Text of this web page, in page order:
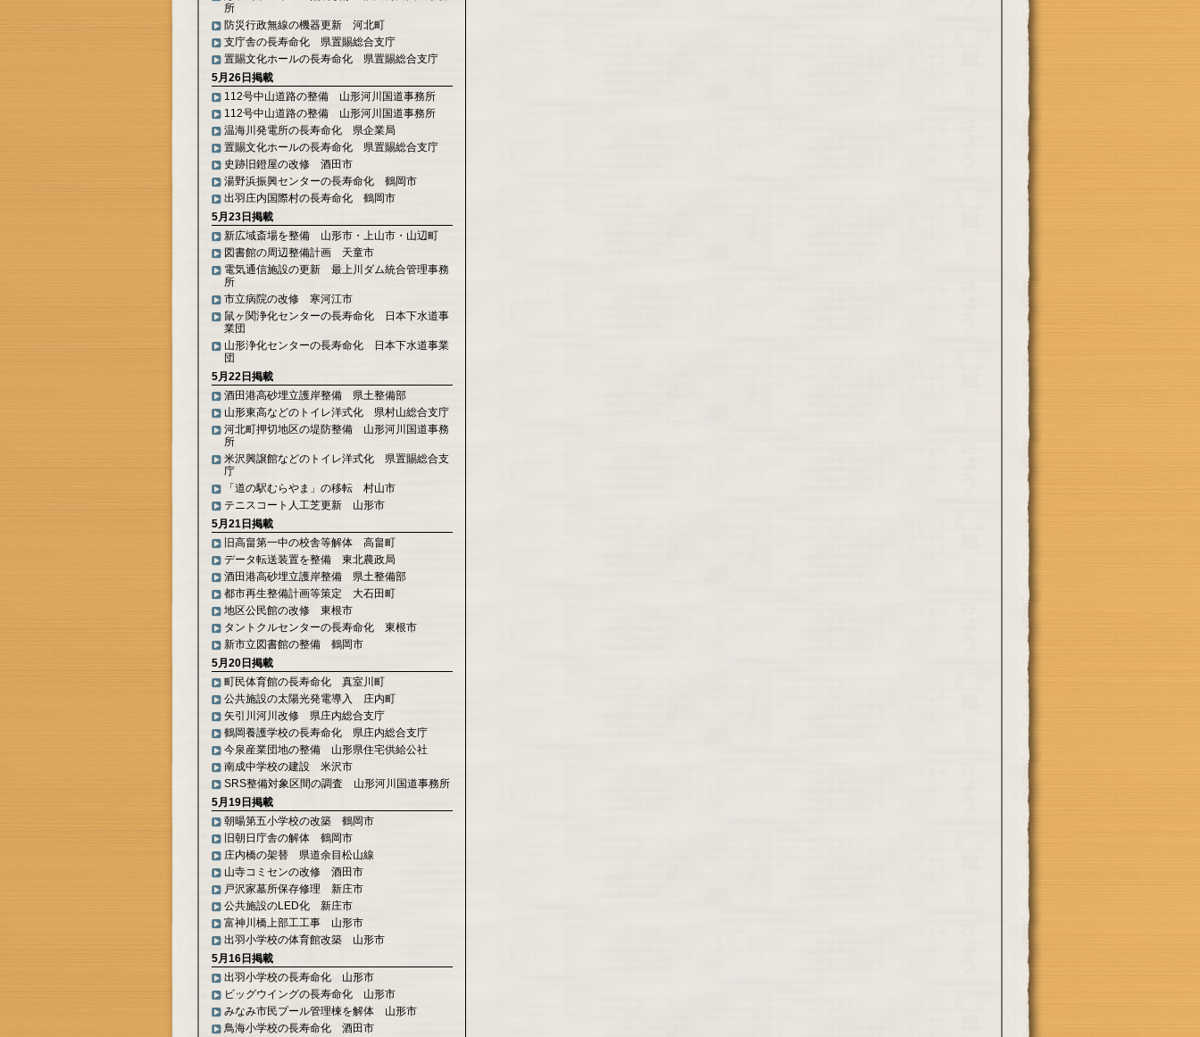
所
防災行政無線の機器更新 河北町
支庁舎の長寿命化 県置賜総合支庁
置賜文化ホールの長寿命化 県置賜総合支庁
5月26日掲載
112号中山道路の整備 山形河川国道事務所
112号中山道路の整備 山形河川国道事務所
温海川発電所の長寿命化 県企業局
置賜文化ホールの長寿命化 県置賜総合支庁
史跡旧鐙屋の改修 酒田市
湯野浜振興センターの長寿命化 鶴岡市
出羽庄内国際村の長寿命化 鶴岡市
5月23日掲載
新広域斎場を整備 山形市・上山市・山辺町
図書館の周辺整備計画 天童市
電気通信施設の更新 最上川ダム統合管理事務
所
市立病院の改修 寒河江市
鼠ヶ関浄化センターの長寿命化 日本下水道事
業団
山形浄化センターの長寿命化 日本下水道事業
団
5月22日掲載
酒田港高砂埋立護岸整備 県土整備部
山形東高などのトイレ洋式化 県村山総合支庁
河北町押切地区の堤防整備 山形河川国道事務
所
米沢興譲館などのトイレ洋式化 県置賜総合支
庁
「道の駅むらやま」の移転 村山市
テニスコート人工芝更新 山形市
5月21日掲載
旧高畠第一中の校舎等解体 高畠町
データ転送装置を整備 東北農政局
酒田港高砂埋立護岸整備 県土整備部
都市再生整備計画等策定 大石田町
地区公民館の改修 東根市
タントクルセンターの長寿命化 東根市
新市立図書館の整備 鶴岡市
5月20日掲載
町民体育館の長寿命化 真室川町
公共施設の太陽光発電導入 庄内町
矢引川河川改修 県庄内総合支庁
鶴岡養護学校の長寿命化 県庄内総合支庁
今泉産業団地の整備 山形県住宅供給公社
南成中学校の建設 米沢市
SRS整備対象区間の調査 山形河川国道事務所
5月19日掲載
朝暘第五小学校の改築 鶴岡市
旧朝日庁舎の解体 鶴岡市
庄内橋の架替 県道余目松山線
山寺コミセンの改修 酒田市
戸沢家墓所保存修理 新庄市
公共施設のLED化 新庄市
富神川橋上部工工事 山形市
出羽小学校の体育館改築 山形市
5月16日掲載
出羽小学校の長寿命化 山形市
ビッグウイングの長寿命化 山形市
みなみ市民プール管理棟を解体 山形市
鳥海小学校の長寿命化 酒田市